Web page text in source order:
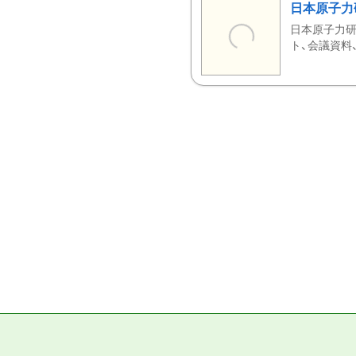
日本原子
日本原子力
ト、会議資